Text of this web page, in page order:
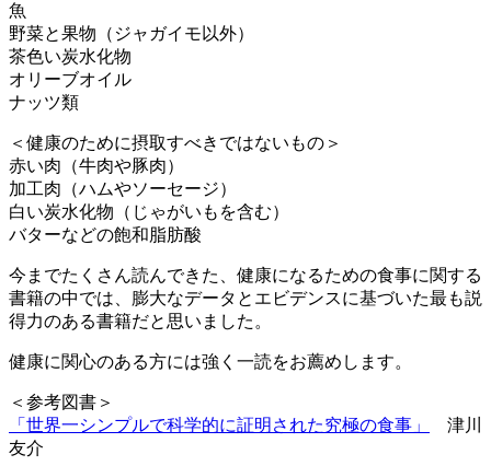
魚
野菜と果物（ジャガイモ以外）
茶色い炭水化物
オリーブオイル
ナッツ類
＜健康のために摂取すべきではないもの＞
赤い肉（牛肉や豚肉）
加工肉（ハムやソーセージ）
白い炭水化物（じゃがいもを含む）
バターなどの飽和脂肪酸
今までたくさん読んできた、健康になるための食事に関する
書籍の中では、膨大なデータとエビデンスに基づいた最も説
得力のある書籍だと思いました。
健康に関心のある方には強く一読をお薦めします。
＜参考図書＞
「世界一シンプルで科学的に証明された究極の食事」
津川
友介